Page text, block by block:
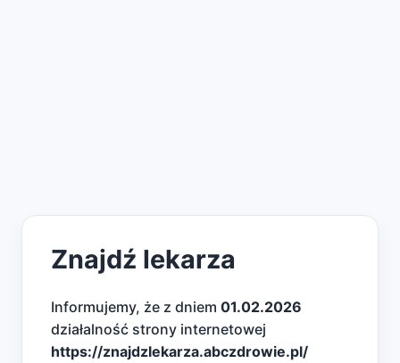
Znajdź lekarza
Informujemy, że z dniem 01.02.2026
działalność strony internetowej
https://znajdzlekarza.abczdrowie.pl/